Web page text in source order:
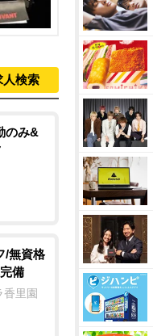
人検索
のみ&
/無資格
備
香里園